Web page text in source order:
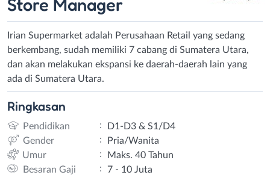
Store Manager
Irian Supermarket adalah Perusahaan Retail yang sedang
berkembang, sudah memiliki 7 cabang di Sumatera Utara,
dan akan melakukan ekspansi ke daerah-daerah lain yang
ada di Sumatera Utara.
Ringkasan
Pendidikan :
D1-D3 & S1/D4
Gender
:
Pria/Wanita
Umur
:
Maks. 40 Tahun
Besaran Gaji
:
7 - 10 Juta